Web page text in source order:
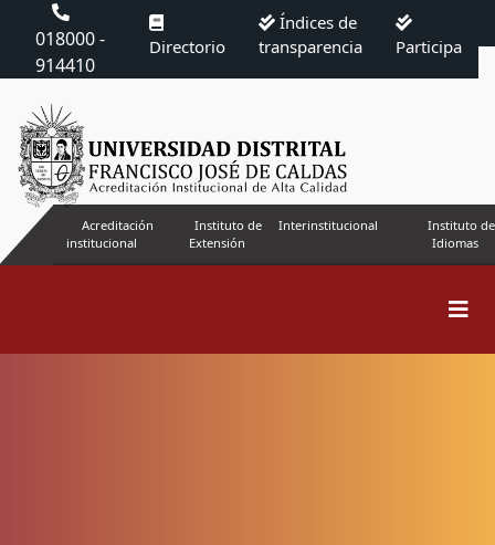
018000 -
914410
Directorio
Índices de
transparencia
Participa
Acreditación
institucional
Instituto de
Extensión
Interinstitucional
Instituto de
Idiomas